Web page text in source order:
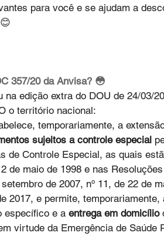
para você e se ajudam a
357/20 da Anvisa? 😳
na edição extra do DOU de 24/03/
o território nacional:
temporariamente, a
sujeitos a controle especial
de Controle Especial, as quais
de maio de 1998 e nas
de 2007, nº 11, de 22 de
2017, e permite,
específico e a entrega em domicílio
virtude da Emergência de Saúde